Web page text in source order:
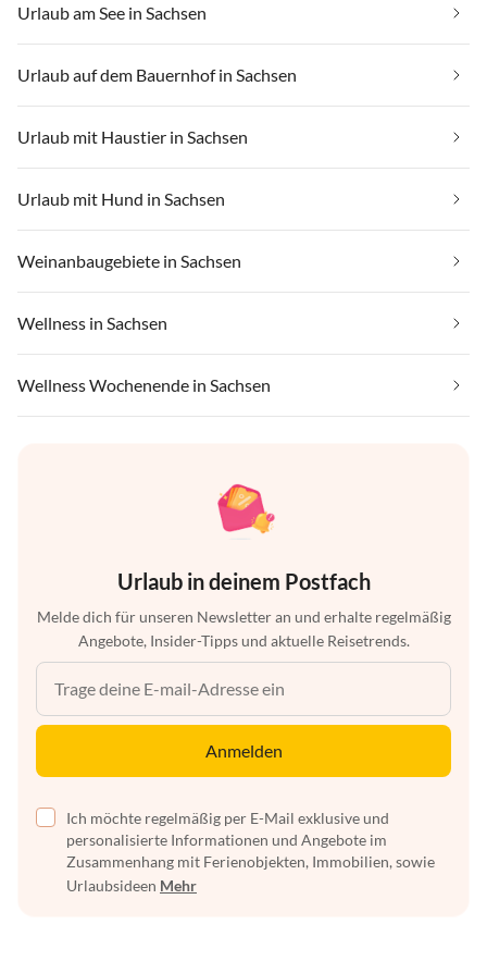
Urlaub am See in Sachsen
Urlaub auf dem Bauernhof in Sachsen
Urlaub mit Haustier in Sachsen
Urlaub mit Hund in Sachsen
Weinanbaugebiete in Sachsen
Wellness in Sachsen
Wellness Wochenende in Sachsen
Urlaub in deinem Postfach
Melde dich für unseren Newsletter an und erhalte regelmäßig
Angebote, Insider-Tipps und aktuelle Reisetrends.
Anmelden
Ich möchte regelmäßig per E-Mail exklusive und
personalisierte Informationen und Angebote im
Zusammenhang mit Ferienobjekten, Immobilien, sowie
Urlaubsideen Mehr